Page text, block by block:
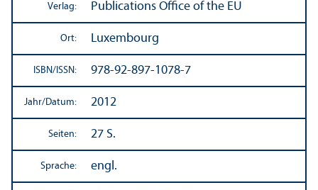
Verlag: Publications Office of the EU
Ort: Luxembourg
ISBN/ ISSN: 978-92-897-1078-7
Jahr/Datum: 2012
Seiten: 27 S.
Sprache: engl.